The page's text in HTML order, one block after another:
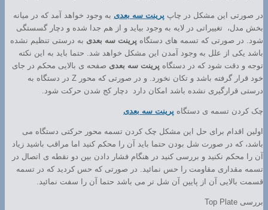
در صورتی این مشکل در چاپ پرینت سه بعدی به وجود خواهد آمد که در میانه
بخش مدل، تغییراتی در لایه به وجود بیاید و از هم جدا شده و دچار گسستگی
شود. در صورتی که تسمه های دستگاه پرینت سه بعدی به درستی تنظیم نشده
باشد یکی از علل به وجود آمدن این مشکل خواهد شد. حتما باید به این نکته
توجه و دقت شود که در دستگاه پرینت سه بعدی صفحه ی بالایی محکم در جای
خود قرار گرفته باشد و تکان نخورد. و در صورتی که محور Z در دستگاه به
درستی قرارگیری نشده باشد امکان دارد دچار کج شدن حرکت شود.
چک کردن تسمه ی دستگاه پرینت سه بعدی
اولین اقدام برای حل این مشکل چک کردن تسمه محور حرکتی دستگاه می
باشد، که در صورت شل بودن حتما باید آن را محکم کنید اما مراقب باشید زیاد
آن را محکم نکنید و بررسی کنید در هنگام فشار دادن بین دو نقطه ی اتصال در
تسمه مقداری مقاومت را حس نمائید. در صورتی که حس کردید که در تسمه
قسمت بالایی آن از پایین آن شل تر می باشد حتما آن را سفت نمائید.
بررسی Top Plate